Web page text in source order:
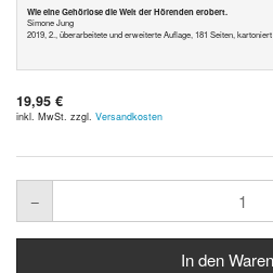
Wie eine Gehörlose die Welt der Hörenden erobert.
Simone Jung
2019, 2., überarbeitete und erweiterte Auflage, 181 Seiten, kartoniert
19,95 €
inkl. MwSt. zzgl. Versandkosten